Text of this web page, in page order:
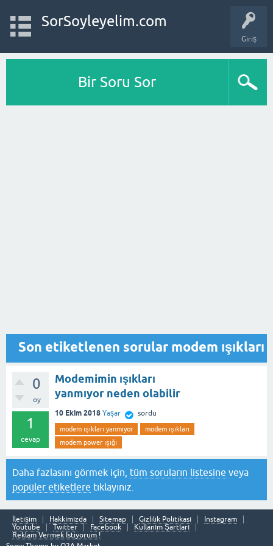
Giriş
SorSoyleyelim.com
Bir Soru Sor
Son etiketlenen sorular modem ışıkları
0
oy
1
cevap
Modemimin ışıkları
yanmıyor neden olabilir
10 Ekim 2018 Yaşar sordu
modem ışıkları yanmıyor
modem ışıkları
modem power ışığı
Daha fazlasını görmek için, tüm soruların listesine veya
popüler etiketlere tıklayınız.
İletişim Hakkımızda Sitemap Gizlilik Politikası
Instagram
Youtube
Twitter Facebook
Kullanım Şartları
Reklam Vermek İstiyorum !